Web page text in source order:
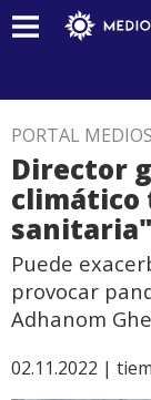
PORTAL
Director
climático
sanitaria"
Puede
provocar
Adhanom
02.11.2022 |